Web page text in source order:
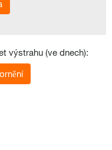
výstrahu (ve dnech):